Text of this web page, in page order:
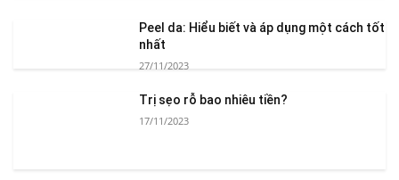
Peel da: Hiểu biết và áp dụng một cách tốt
nhất
27/11/2023
Trị sẹo rỗ bao nhiêu tiền?
17/11/2023